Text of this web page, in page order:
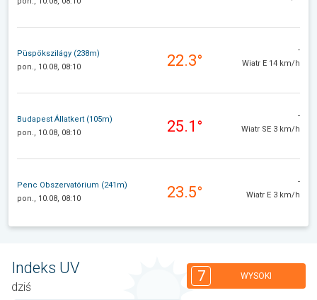
Püspökszilágy (238m)
pon., 10.08, 08:10
22.3°
-
Wiatr E 14 km/h
Budapest Állatkert (105m)
pon., 10.08, 08:10
25.1°
-
Wiatr SE 3 km/h
Penc Obszervatórium (241m)
pon., 10.08, 08:10
23.5°
-
Wiatr E 3 km/h
Indeks UV
dziś
7 WYSOKI